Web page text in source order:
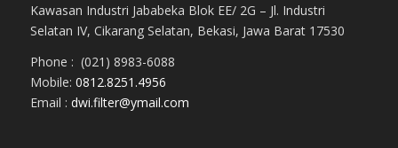
Kawasan Industri Jababeka Blok EE/ 2G – Jl. Industri
Selatan IV, Cikarang Selatan, Bekasi, Jawa Barat 17530
Phone : (021) 8983-6088
Mobile: 0812.8251.4956
Email : dwi.filter@ymail.com